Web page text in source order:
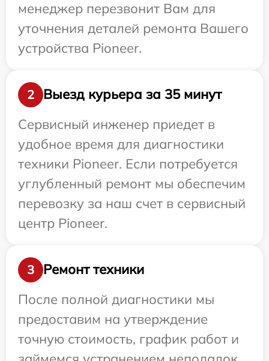
менеджер перезвонит Вам для
уточнения деталей ремонта Вашего
устройства Pioneer.
2
Выезд курьера за 35 минут
Сервисный инженер приедет в
удобное время для диагностики
техники Pioneer. Если потребуется
углубленный ремонт мы обеспечим
перевозку за наш счет в сервисный
центр Pioneer.
3
Ремонт техники
После полной диагностики мы
предоставим на утверждение
точную стоимость, график работ и